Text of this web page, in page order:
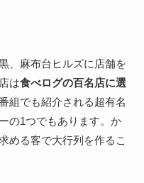
、麻布台ヒルズに店舗を
は食べログの百名店に選
組でも紹介される超有名
の1つでもあります。か
める客で大行列を作るこ